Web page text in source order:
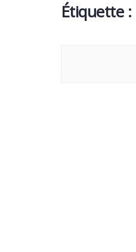
Étiquette :